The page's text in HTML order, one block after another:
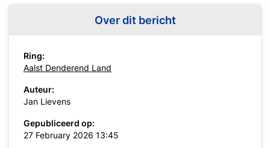
Over dit bericht
Ring:
Aalst Denderend Land
Auteur:
Jan Lievens
Gepubliceerd op:
27 February 2026 13:45